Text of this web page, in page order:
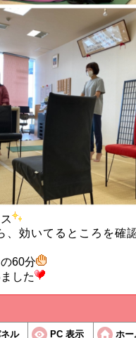
、効いてるところを確
60分
した
ル PC 表示 ホー